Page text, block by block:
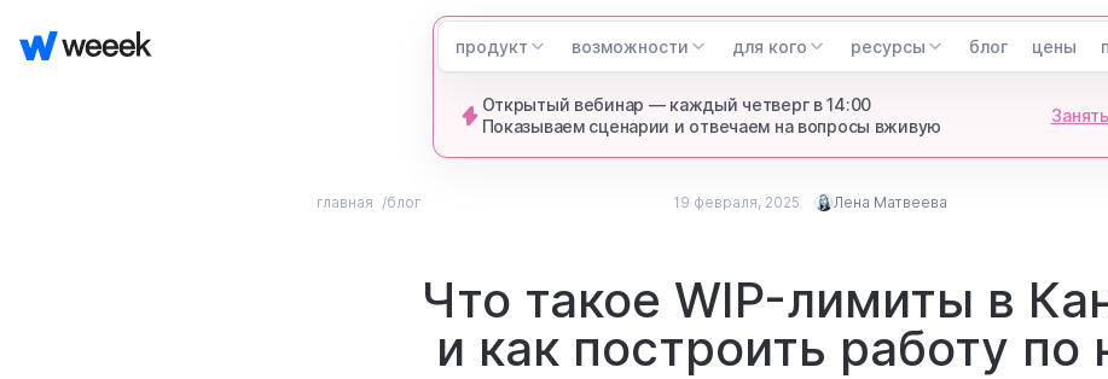
продукт возможности для кого ресурсы блог цены
Открытый вебинар — каждый четверг в 14:00
Показываем сценарии и отвечаем на вопросы вживую
главная блог 19 февраля, 2025
Updated
Лена Матвеева
ex Head of Marketing Weeek
Что такое WIP-лимиты в
и как построить работу по